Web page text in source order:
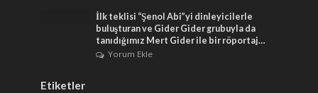
İlk teklisi “Şenol Abi”yi dinleyicilerle
buluşturan ve Gider Gider grubuyla da
tanıdığımız Mert Gider ile bir röportaj…
Yorum Ekle
Etiketler